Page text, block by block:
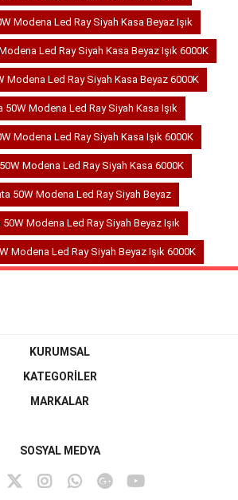
Modena Led Ray Siyah Kasa Beyaz Işık
Led Ray Siyah Kasa Beyaz Işık 6000K
Modena Led Ray Siyah Kasa Beyaz 6000K
50W Modena Led Ray Siyah Kasa Işık
Modena Led Ray Siyah Kasa Işık 6000K
Modena Led Ray Siyah Kasa 6000K
50W Modena Led Ray Siyah Beyaz
50W Modena Led Ray Siyah Beyaz Işık
Modena Led Ray Siyah Beyaz Işık 6000K
KURUMSAL
KATEGORİLER
MARKALAR
SOSYAL MEDYA